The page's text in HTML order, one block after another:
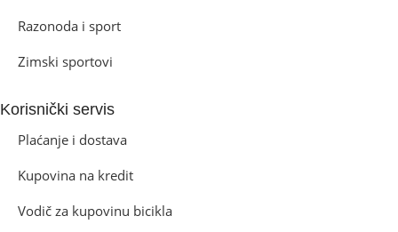
Razonoda i sport
Zimski sportovi
Korisnički servis
Plaćanje i dostava
Kupovina na kredit
Vodič za kupovinu bicikla